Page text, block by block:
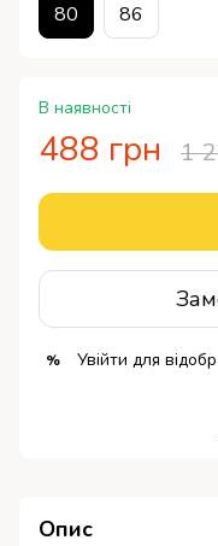
80 86
В наявності
488 грн 1
% Увійти для
Опис